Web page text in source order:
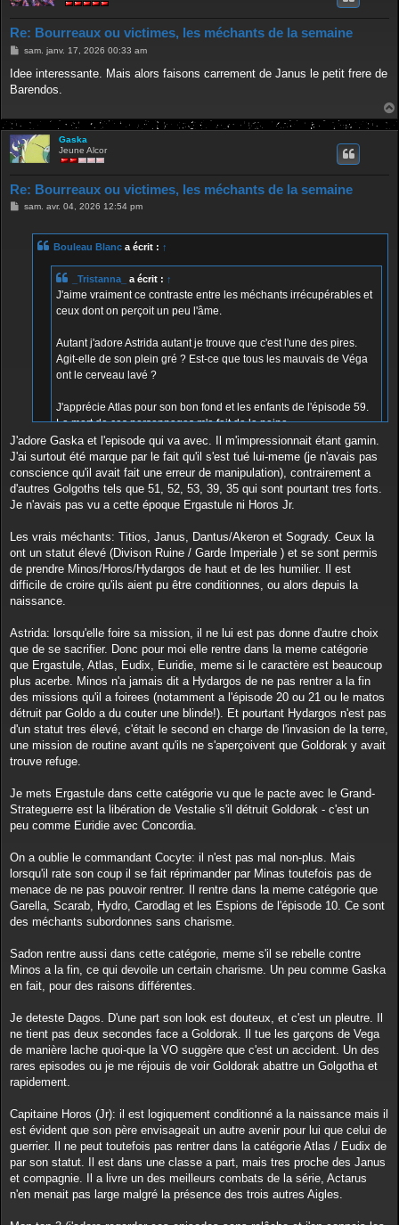
Re: Bourreaux ou victimes, les méchants de la semaine
M
s
a
sam. janv. 17, 2026 00:33 am
Idee interessante. Mais alors faisons carrement de Janus le petit frere de
Barendos.
Gaska
Jeune Alcor
Re: Bourreaux ou victimes, les méchants de la semaine
Msam. avr. 04, 2026 12:54 pm
Bouleau Blanc a écrit : ↑
_Tristanna_ a écrit : ↑
J'aime vraiment ce contraste entre les méchants irrécupérables et
ceux dont on perçoit un peu l'âme.
Autant j'adore Astrida autant je trouve que c'est l'une des pires.
Agit-elle de son plein gré ? Est-ce que tous les mauvais de Véga
ont le cerveau lavé ?
J'apprécie Atlas pour son bon fond et les enfants de l'épisode 59.
La mort de ces personnages m'a fait de la peine.
Gaska c'est le gars avec un égo surdimensionné mais pas si
mauvais dans le fond, c'est un peu une victime de style comique.
Je suis 100% d'accord. La mort d'Atlas, fortement facilitée par une
inattention résultant de son émotivité et d'un réveil de sa conscience,
Quant à Gaska, le message qui est passé clairement, consciemment ou
non, est le caractère dérisoire et même comique de l'orgueil et de la
course aux honneurs.
sain, bénéfique pour faire grandir l'âme des enfants, qui doivent aussi
apprendre que nous ne vivons pas dans le monde des bisounours
mais qu'une petit retour de flamme de la conscience peut toujours
grandement retourner les situations.
J'adore Gaska et l'episode qui va avec. Il m'impressionnait étant gamin.
J'ai surtout été marque par le fait qu'il s'est tué lui-meme (je n'avais pas
conscience qu'il avait fait une erreur de manipulation), contrairement a
d'autres Golgoths tels que 51, 52, 53, 39, 35 qui sont pourtant tres forts.
Je n'avais pas vu a cette époque Ergastule ni Horos Jr.
Les vrais méchants: Titios, Janus, Dantus/Akeron et Sogrady. Ceux la
ont un statut élevé (Divison Ruine / Garde Imperiale ) et se sont permis
de prendre Minos/Horos/Hydargos de haut et de les humilier. Il est
difficile de croire qu'ils aient pu être conditionnes, ou alors depuis la
naissance.
Astrida: lorsqu'elle foire sa mission, il ne lui est pas donne d'autre choix
que de se sacrifier. Donc pour moi elle rentre dans la meme catégorie
que Ergastule, Atlas, Eudix, Euridie, meme si le caractère est beaucoup
plus acerbe. Minos n'a jamais dit a Hydargos de ne pas rentrer a la fin
des missions qu'il a foirees (notamment a l'épisode 20 ou 21 ou le matos
détruit par Goldo a du couter une blinde!). Et pourtant Hydargos n'est pas
d'un statut tres élevé, c'était le second en charge de l'invasion de la terre,
une mission de routine avant qu'ils ne s'aperçoivent que Goldorak y avait
trouve refuge.
Je mets Ergastule dans cette catégorie vu que le pacte avec le Grand-
Strateguerre est la libération de Vestalie s'il détruit Goldorak - c'est un
peu comme Euridie avec Concordia.
On a oublie le commandant Cocyte: il n'est pas mal non-plus. Mais
lorsqu'il rate son coup il se fait réprimander par Minas toutefois pas de
menace de ne pas pouvoir rentrer. Il rentre dans la meme catégorie que
Garella, Scarab, Hydro, Carodlag et les Espions de l'épisode 10. Ce sont
des méchants subordonnes sans charisme.
Sadon rentre aussi dans cette catégorie, meme s'il se rebelle contre
Minos a la fin, ce qui devoile un certain charisme. Un peu comme Gaska
en fait, pour des raisons différentes.
Je deteste Dagos. D'une part son look est douteux, et c'est un pleutre. Il
ne tient pas deux secondes face a Goldorak. Il tue les garçons de Vega
de manière lache quoi-que la VO suggère que c'est un accident. Un des
rares episodes ou je me réjouis de voir Goldorak abattre un Golgotha et
rapidement.
Capitaine Horos (Jr): il est logiquement conditionné a la naissance mais il
est évident que son père envisageait un autre avenir pour lui que celui de
guerrier. Il ne peut toutefois pas rentrer dans la catégorie Atlas / Eudix de
par son statut. Il est dans une classe a part, mais tres proche des Janus
et compagnie. Il a livre un des meilleurs combats de la série, Actarus
n'en menait pas large malgré la présence des trois autres Aigles.